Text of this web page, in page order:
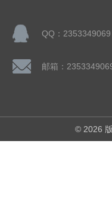
QQ：2353349069
邮箱：
© 2026